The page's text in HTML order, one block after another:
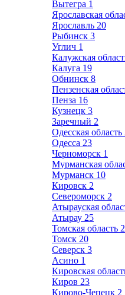
Вытегра 1
Ярославская
Ярославль 20
Рыбинск 3
Углич 1
Калужская
Калуга 19
Обнинск 8
Пензенская
Пенза 16
Кузнецк 3
Заречный 2
Одесская область
Одесса 23
Черноморск 1
Мурманская
Мурманск 10
Кировск 2
Североморск 2
Атырауская
Атырау 25
Томская область
Томск 20
Северск 3
Асино 1
Кировская
Киров 23
Кирово-Чепецк 2